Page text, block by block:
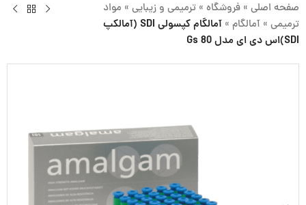
صفحه اصلی » فروشگاه » ترمیمی و زیبایی » مواد
ترمیمی » آمالگام »
آمالگام کپسولی SDI (آمالکپ
SDI)اس دی ای مدل Gs 80